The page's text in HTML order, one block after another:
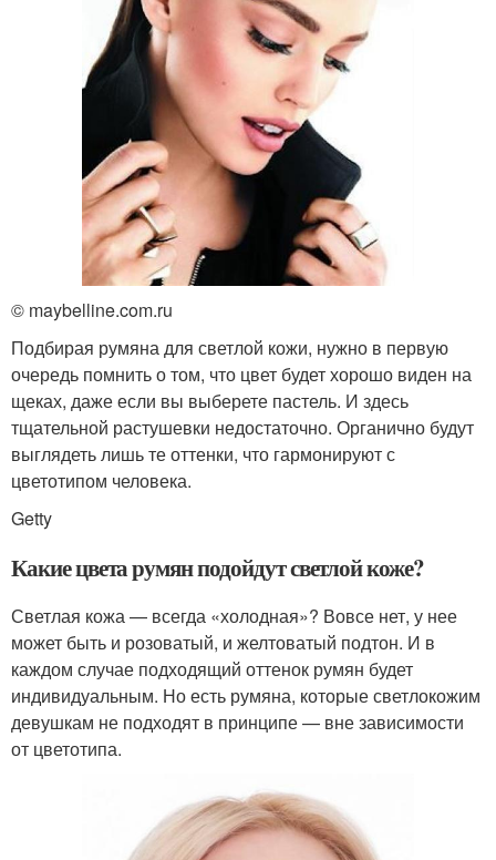
© maybelline.com.ru
Подбирая румяна для светлой кожи, нужно в первую
очередь помнить о том, что цвет будет хорошо виден на
щеках, даже если вы выберете пастель. И здесь
тщательной растушевки недостаточно. Органично будут
выглядеть лишь те оттенки, что гармонируют с
цветотипом человека.
Getty
Какие цвета румян подойдут светлой коже?
Светлая кожа — всегда «холодная»? Вовсе нет, у нее
может быть и розоватый, и желтоватый подтон. И в
каждом случае подходящий оттенок румян будет
индивидуальным. Но есть румяна, которые светлокожим
девушкам не подходят в принципе — вне зависимости
от цветотипа.